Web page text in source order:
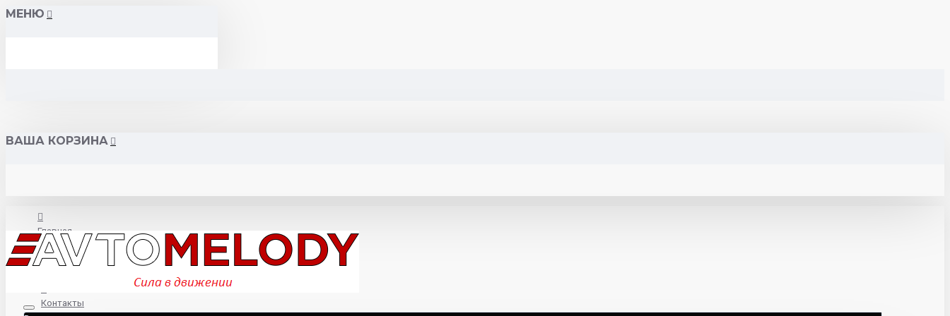
МЕНЮ
ВАША КОРЗИНА
Главная
О нас
Контакты